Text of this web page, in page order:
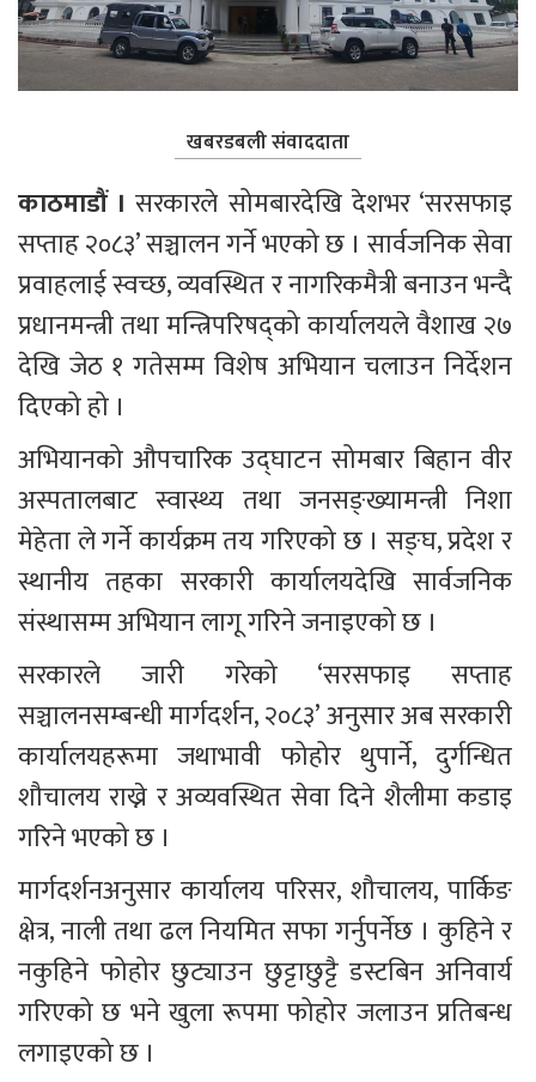
खबरडबली संवाददाता
काठमाडौं । सरकारले सोमबारदेखि देशभर ‘सरसफाइ
सप्ताह २०८३’ सञ्चालन गर्ने भएको छ । सार्वजनिक सेवा
प्रवाहलाई स्वच्छ, व्यवस्थित र नागरिकमैत्री बनाउन भन्दै
प्रधानमन्त्री तथा मन्त्रिपरिषद्को कार्यालयले वैशाख २७
देखि जेठ १ गतेसम्म विशेष अभियान चलाउन निर्देशन
दिएको हो ।
अभियानको औपचारिक उद्घाटन सोमबार बिहान वीर
अस्पतालबाट स्वास्थ्य तथा जनसङ्ख्यामन्त्री निशा
मेहेता ले गर्ने कार्यक्रम तय गरिएको छ । सङ्घ, प्रदेश र
स्थानीय तहका सरकारी कार्यालयदेखि सार्वजनिक
संस्थासम्म अभियान लागू गरिने जनाइएको छ ।
सरकारले जारी गरेको ‘सरसफाइ सप्ताह
सञ्चालनसम्बन्धी मार्गदर्शन, २०८३’ अनुसार अब सरकारी
कार्यालयहरूमा जथाभावी फोहोर थुपार्ने, दुर्गन्धित
शौचालय राख्ने र अव्यवस्थित सेवा दिने शैलीमा कडाइ
गरिने भएको छ ।
मार्गदर्शनअनुसार कार्यालय परिसर, शौचालय, पार्किङ
क्षेत्र, नाली तथा ढल नियमित सफा गर्नुपर्नेछ । कुहिने र
नकुहिने फोहोर छुट्याउन छुट्टाछुट्टै डस्टबिन अनिवार्य
गरिएको छ भने खुला रूपमा फोहोर जलाउन प्रतिबन्ध
लगाइएको छ ।